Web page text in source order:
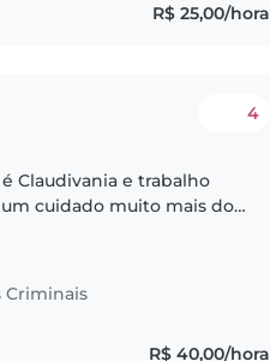
R$ 25,00/hora
4
cuidado muito mais do
R$ 40,00/hora